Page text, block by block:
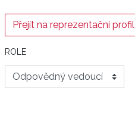
Přejít na reprezentační profil
ROLE